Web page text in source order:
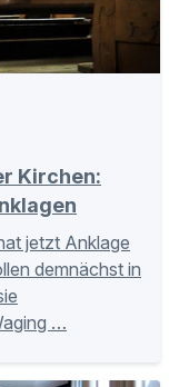
Kirchen:
jetzt Anklage
demnächst in
…